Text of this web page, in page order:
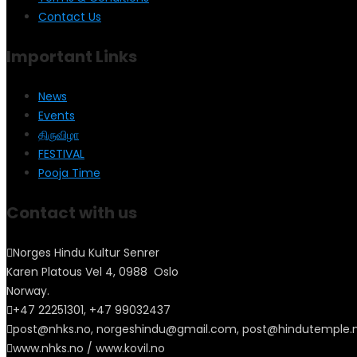
Contact Us
Important Links
News
Events
திருவிழா
FESTIVAL
Pooja Time
Contact with us
Norges Hindu Kultur Senrer
Karen Platous Vel 4, 0988 Oslo
Norway.
+47 22251301, +47 99032437
post@nhks.no, norgeshindu@gmail.com,
www.nhks.no / www.kovil.no